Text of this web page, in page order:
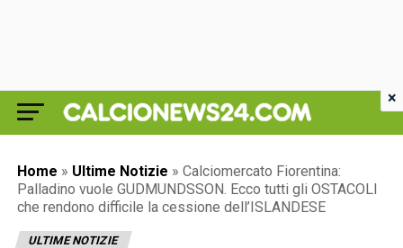
Home » Ultime Notizie » Calciomercato Fiorentina:
Palladino vuole GUDMUNDSSON. Ecco tutti gli OSTACOLI
che rendono difficile la cessione dell’ISLANDESE
ULTIME NOTIZIE
×